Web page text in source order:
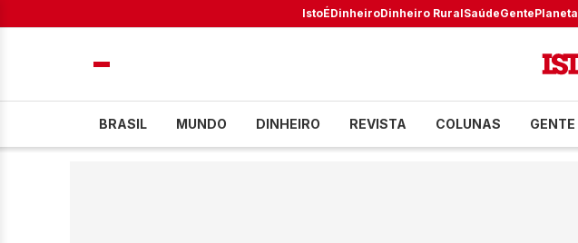
IstoÉDinheiroDinheiro RuralSaúdeGentePlaneta
BRASIL MUNDO DINHEIRO REVISTA COLUNAS GENTE